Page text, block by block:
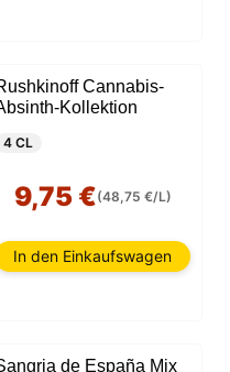
Cannabis-
Kollektion
4 CL
9,75 €(48,75 €/L)
In den Einkaufswagen
de España Mix